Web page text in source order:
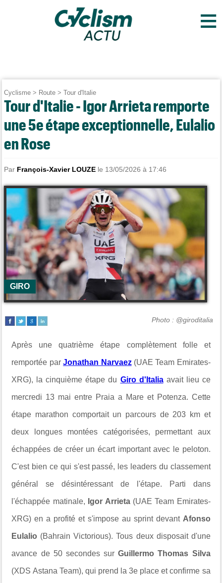
≡
Cyclisme > Route >Tour d'Italie
Tour d'Italie - Igor Arrieta remporte
une 5e étape exceptionnelle, Eulalio
en Rose
Par François-Xavier LOUZE le 13/05/2026 à 17:46
GIRO
Photo : @giroditalia
Après une quatrième étape complètement folle et
remportée par Jonathan Narvaez(UAE Team Emirates-
XRG), la cinquième étape du Giro d'Italiaavait lieu ce
mercredi 13 mai entre Praia a Mare et Potenza. Cette
étape marathon comportait un parcours de 203 km et
deux longues montées catégorisées, permettant aux
échappées de créer un écart important avec le peloton.
C'est bien ce qui s'est passé, les leaders du classement
général se désintéressant de l'étape. Parti dans
l'échappée matinale, Igor Arrieta(UAE Team Emirates-
XRG) en a profité et s'impose au sprint devant Afonso
Eulalio (Bahrain Victorious). Tous deux disposait d'une
avance de 50 secondes surGuillermo Thomas Silva
(XDS Astana Team), qui prend la 3e place et confirme sa